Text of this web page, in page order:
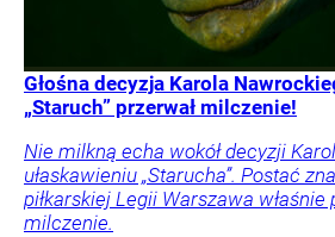
Głośna decyzja Karola
„Staruch” przerwał milczenie!
Nie milkną echa wokół decyzji
ułaskawieniu „Starucha”. Postać
piłkarskiej Legii Warszawa właśnie
milczenie.